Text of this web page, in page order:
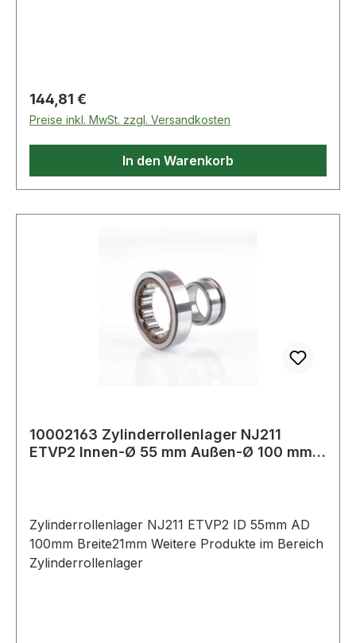
Regulärer Preis:
144,81 €
Preise inkl. MwSt. zzgl. Versandkosten
In den Warenkorb
10002163 Zylinderrollenlager NJ211
ETVP2 Innen-Ø 55 mm Außen-Ø 100 mm
Zylinderrollenlager NJ211 ETVP2 ID 55mm AD
100mm Breite21mm Weitere Produkte im Bereich
Zylinderrollenlager